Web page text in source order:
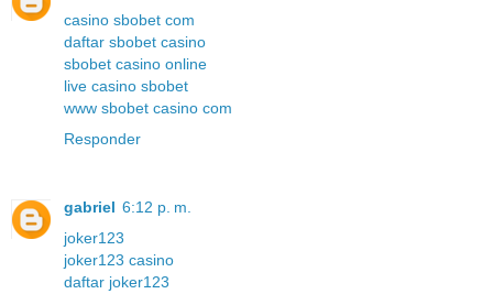
casino sbobet com
daftar sbobet casino
sbobet casino online
live casino sbobet
www sbobet casino com
Responder
gabriel 6:12 p. m.
joker123
joker123 casino
daftar joker123